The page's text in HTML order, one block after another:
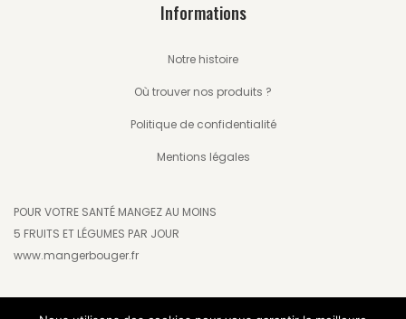
Informations
Notre histoire
Où trouver nos produits ?
Politique de confidentialité
Mentions légales
POUR VOTRE SANTÉ MANGEZ AU MOINS
5 FRUITS ET LÉGUMES PAR JOUR
www.mangerbouger.fr